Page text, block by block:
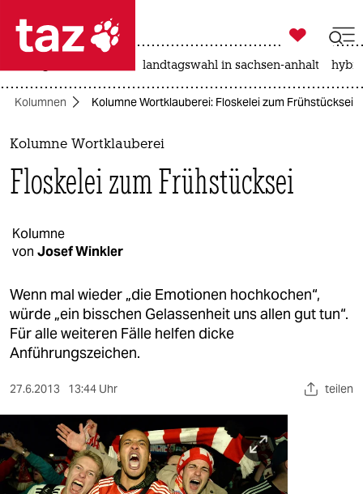
 taz zahl ich
taz zahl ich
themen
politik
gesellschaft
kultur
sport
berlin
nord
wahrheit
verlag

taz zahl ich
landtagswahl in sachsen-anhalt
Kolumnen Kolumne Wortklauberei: Floskelei zum Frühstücksei
Kolumne Wortklauberei
Floskelei zum Frühstücksei
Kolumne
von Josef Winkler
Wenn mal wieder „die Emotionen hochkochen“,
würde „ein bisschen Gelassenheit uns allen gut tun“.
Für alle weiteren Fälle helfen dicke
Anführungszeichen.
27.6.2013 13:44 Uhr teilen